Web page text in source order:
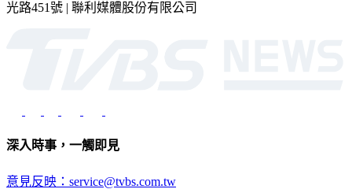
光路451號 | 聯利媒體股份有限公司
深入時事，一觸即見
意見反映：service@tvbs.com.tw